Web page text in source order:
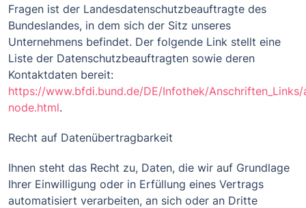
Fragen ist der Landesdatenschutzbeauftragte des
Bundeslandes, in dem sich der Sitz unseres
Unternehmens befindet. Der folgende Link stellt eine
Liste der Datenschutzbeauftragten sowie deren
Kontaktdaten bereit:
https://www.bfdi.bund.de/DE/Infothek/
node.html.
Recht auf Datenübertragbarkeit
Ihnen steht das Recht zu, Daten, die wir auf Grundlage
Ihrer Einwilligung oder in Erfüllung eines Vertrags
automatisiert verarbeiten, an sich oder an Dritte